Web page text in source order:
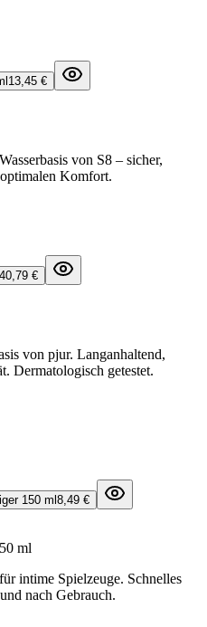
13,45 €
von S8 – sicher,
Komfort.
40,79 €
von pjur. Langanhaltend,
Dermatologisch getestet.
150 ml 8,49 €
ml
intime Spielzeuge. Schnelles
nach Gebrauch.